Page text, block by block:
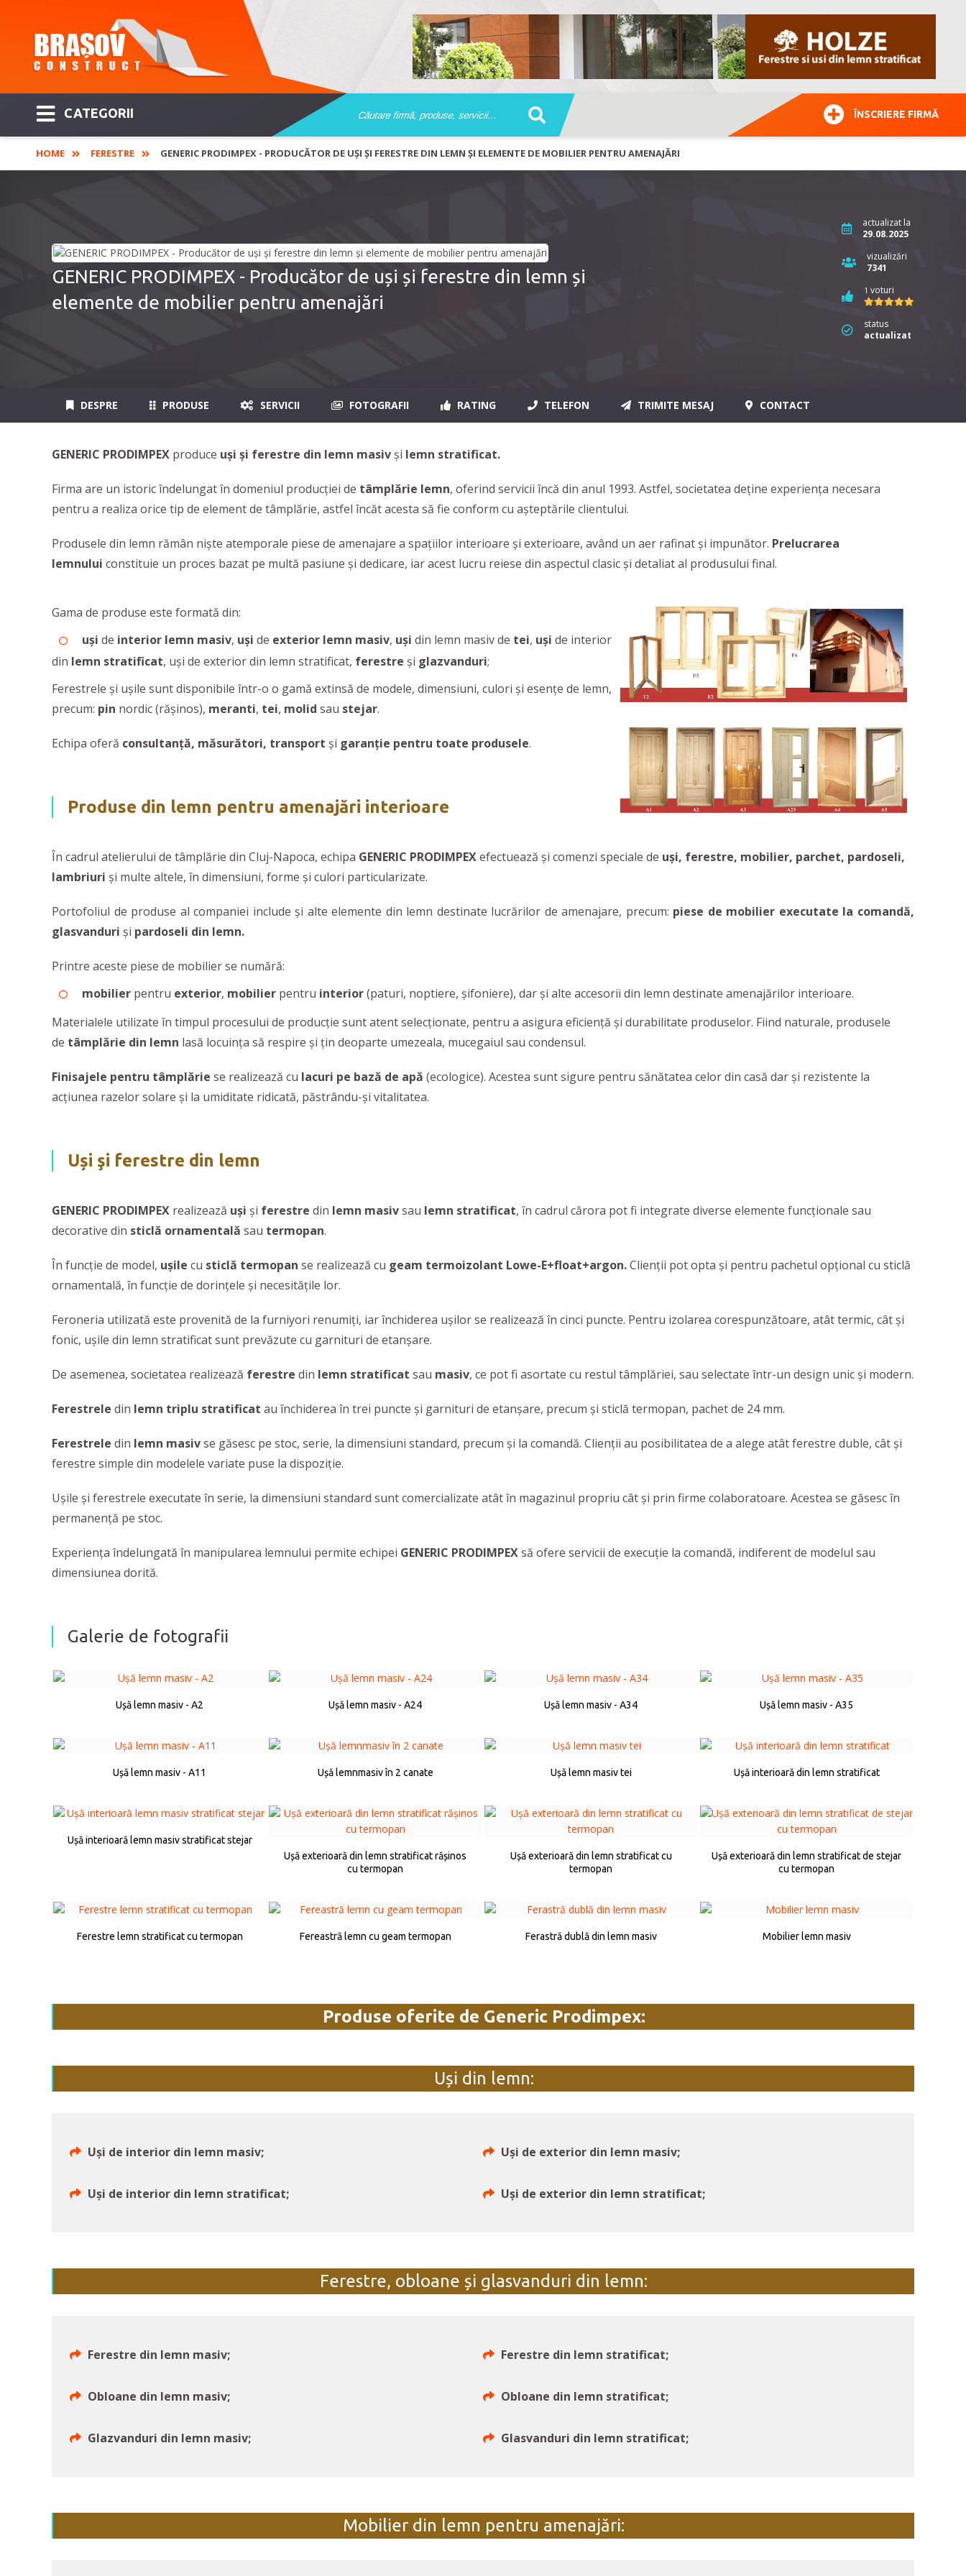
CATEGORII ÎNSCRIERE FIRMĂ
HOME FERESTRE GENERIC PRODIMPEX - PRODUCĂTOR DE UȘI ȘI FERESTRE DIN LEMN ȘI ELEMENTE DE MOBILIER PENTRU AMENAJĂRI
GENERIC PRODIMPEX - Producător de uși și ferestre din lemn și
elemente de mobilier pentru amenajări
actualizat la
29.08.2025
vizualizări
7341
1 voturi
status
actualizat
DESPRE PRODUSE SERVICII FOTOGRAFII RATING TELEFON TRIMITE MESAJ CONTACT
GENERIC PRODIMPEX produce uşi şi ferestre din lemn masiv şi lemn stratificat.
Firma are un istoric îndelungat în domeniul producției de tâmplărie lemn, oferind servicii încă din anul 1993. Astfel, societatea deține experiența necesara
pentru a realiza orice tip de element de tâmplărie, astfel încăt acesta să fie conform cu așteptările clientului.
Produsele din lemn rămân niște atemporale piese de amenajare a spațiilor interioare și exterioare, având un aer rafinat și impunător. Prelucrarea
lemnului constituie un proces bazat pe multă pasiune și dedicare, iar acest lucru reiese din aspectul clasic și detaliat al produsului final.
Gama de produse este formată din:
uși de interior lemn masiv, uși de exterior lemn masiv, uși din lemn masiv de tei, uși de interior
din lemn stratificat, uși de exterior din lemn stratificat, ferestre și glazvanduri;
Ferestrele și ușile sunt disponibile într-o o gamă extinsă de modele, dimensiuni, culori și esențe de lemn,
precum: pin nordic (rășinos), meranti, tei, molid sau stejar.
Echipa oferă consultanţă, măsurători, transport și garanţie pentru toate produsele.
Produse din lemn pentru amenajări interioare
În cadrul atelierului de tâmplărie din Cluj-Napoca, echipa GENERIC PRODIMPEXefectuează și comenzi speciale de uşi, ferestre, mobilier, parchet, pardoseli,
lambriuri şi multe altele, în dimensiuni, forme şi culori particularizate.
Portofoliul de produse al companiei include și alte elemente din lemn destinate lucrărilor de amenajare, precum: piese de mobilier executate la comandă,
glasvanduri și pardoseli din lemn.
Printre aceste piese de mobilier se numără:
mobilier pentru exterior, mobilier pentru interior(paturi, noptiere, șifoniere), dar și alte accesorii din lemn destinate amenajărilor interioare.
Materialele utilizate în timpul procesului de producție sunt atent selecționate, pentru a asigura eficiență și durabilitate produselor. Fiind naturale, produsele
de tâmplărie din lemn lasă locuința să respire și țin deoparte umezeala, mucegaiul sau condensul.
Finisajele pentru tâmplărie se realizează cu lacuri pe bază de apă (ecologice). Acestea sunt sigure pentru sănătatea celor din casă dar și rezistente la
acțiunea razelor solare și la umiditate ridicată, păstrându-și vitalitatea.
Uși şi ferestre din lemn
GENERIC PRODIMPEX realizează uși și ferestre din lemn masivsau lemn stratificat, în cadrul cărora pot fi integrate diverse elemente funcționale sau
decorative din sticlă ornamentală sau termopan.
În funcție de model, ușile cu sticlă termopan se realizează cu geam termoizolant Lowe-E+float+argon.Clienții pot opta și pentru pachetul opțional cu sticlă
ornamentală, în funcție de dorințele și necesitățile lor.
Feroneria utilizată este provenită de la furniyori renumiți, iar închiderea ușilor se realizează în cinci puncte. Pentru izolarea corespunzătoare, atât termic, cât și
fonic, ușile din lemn stratificat sunt prevăzute cu garnituri de etanșare.
De asemenea, societatea realizează ferestre din lemn stratificat sau masiv, ce pot fi asortate cu restul tâmplăriei, sau selectate într-un design unic și modern.
Ferestrele din lemn triplu stratificat au închiderea în trei puncte și garnituri de etanșare, precum și sticlă termopan, pachet de 24 mm.
Ferestrele din lemn masivse găsesc pe stoc, serie, la dimensiuni standard, precum și la comandă. Clienții au posibilitatea de a alege atât ferestre duble, cât și
ferestre simple din modelele variate puse la dispoziție.
Uşile şi ferestrele executate în serie, la dimensiuni standard sunt comercializate atât în magazinul propriu cât şi prin firme colaboratoare. Acestea se găsesc în
permanenţă pe stoc.
Experiența îndelungată în manipularea lemnului permite echipei GENERIC PRODIMPEXsă ofere servicii de execuție la comandă, indiferent de modelul sau
dimensiunea dorită.
Galerie de fotografii
Ușă lemn masiv - A2 Ușă lemn masiv - A24 Ușă lemn masiv - A34 Ușă lemn masiv - A35
Ușă lemn masiv - A11 Ușă lemnmasiv în 2 canate Ușă lemn masiv tei Ușă interioară din lemn stratificat
Ușă interioară lemn masiv stratificat stejar
Ușă exterioară din lemn stratificat rășinos
cu termopan
Ușă exterioară din lemn stratificat cu
termopan
Ușă exterioară din lemn stratificat de stejar
cu termopan
Ferestre lemn stratificat cu termopan Fereastră lemn cu geam termopan Ferastră dublă din lemn masiv Mobilier lemn masiv
Produse oferite de Generic Prodimpex:
Uși din lemn:
Uși de interior din lemn masiv; Uși de exterior din lemn masiv;
Uși de interior din lemn stratificat; Uși de exterior din lemn stratificat;
Ferestre, obloane și glasvanduri din lemn:
Ferestre din lemn masiv; Ferestre din lemn stratificat;
Obloane din lemn masiv; Obloane din lemn stratificat;
Glazvanduri din lemn masiv; Glasvanduri din lemn stratificat;
Mobilier din lemn pentru amenajări: